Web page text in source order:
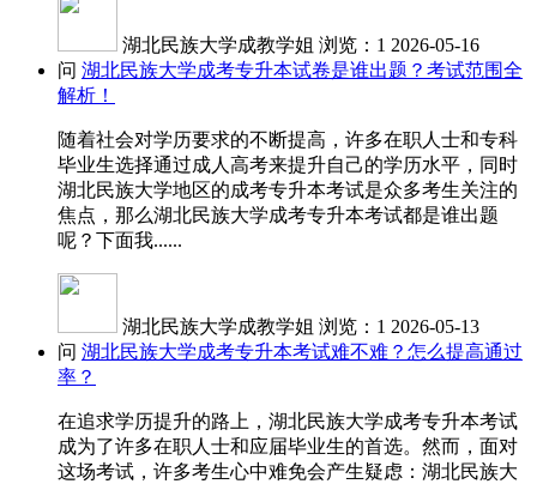
湖北民族大学成教学姐 浏览：1 2026-05-16
问 湖北民族大学成考专升本试卷是谁出题？考试范围全
解析！
随着社会对学历要求的不断提高，许多在职人士和专科
毕业生选择通过成人高考来提升自己的学历水平，同时
湖北民族大学地区的成考专升本考试是众多考生关注的
焦点，那么湖北民族大学成考专升本考试都是谁出题
呢？下面我......
湖北民族大学成教学姐 浏览：1 2026-05-13
问 湖北民族大学成考专升本考试难不难？怎么提高通过
率？
在追求学历提升的路上，湖北民族大学成考专升本考试
成为了许多在职人士和应届毕业生的首选。然而，面对
这场考试，许多考生心中难免会产生疑虑：湖北民族大